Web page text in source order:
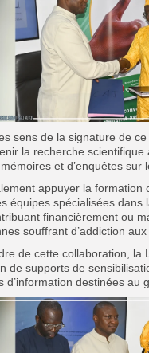
sens de la signature de
la recherche
et d’enquêtes sur
appuyer la formation
équipes spécialisées dans
financièrement ou
souffrant d’addiction aux
de cette collaboration, la
de supports de
d’information destinées au